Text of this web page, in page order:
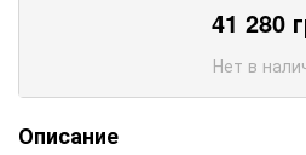
41 280
Нет в
Описание